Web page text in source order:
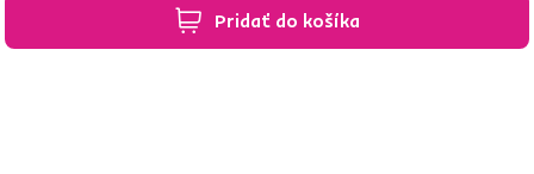
Pridať do košíka